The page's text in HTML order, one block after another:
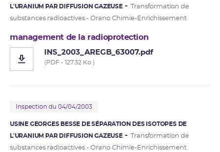
L'URANIUM PAR DIFFUSION GAZEUSE
Transformation de
substances radioactives - Orano Chimie-Enrichissement
management de la radioprotection
INS_2003_AREGB_63007.pdf
(PDF - 127.32 Ko )
Inspection du 04/04/2003
USINE GEORGES BESSE DE SÉPARATION DES ISOTOPES DE
L'URANIUM PAR DIFFUSION GAZEUSE
Transformation de
substances radioactives - Orano Chimie-Enrichissement